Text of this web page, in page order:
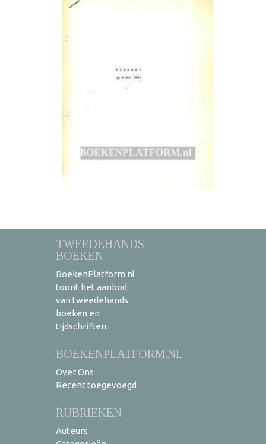
TWEEDEHANDS
BOEKEN
BoekenPlatform.nl
toont het aanbod
van tweedehands
boeken en
tijdschriften
BOEKENPLATFORM.NL
Over Ons
Recent toegevoegd
RUBRIEKEN
Auteurs